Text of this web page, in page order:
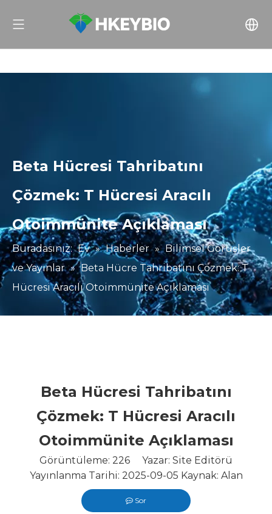
Beta Hücresi Tahribatını
Çözmek: T Hücresi Aracılı
Otoimmünite Açıklaması
Buradasınız: Ev » Haberler » Bilimsel Görüşler
ve Yayınlar » Beta Hücre Tahribatını Çözmek: T
Hücresi Aracılı Otoimmünite Açıklaması
Beta Hücresi Tahribatını
Çözmek: T Hücresi Aracılı
Otoimmünite Açıklaması
Görüntüleme: 226 Yazar: Site Editörü
Yayınlanma Tarihi: 2025-09-05 Kaynak: Alan
Sor